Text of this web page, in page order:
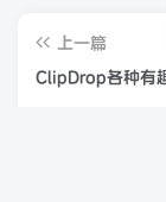
上一篇
ClipDrop各种有